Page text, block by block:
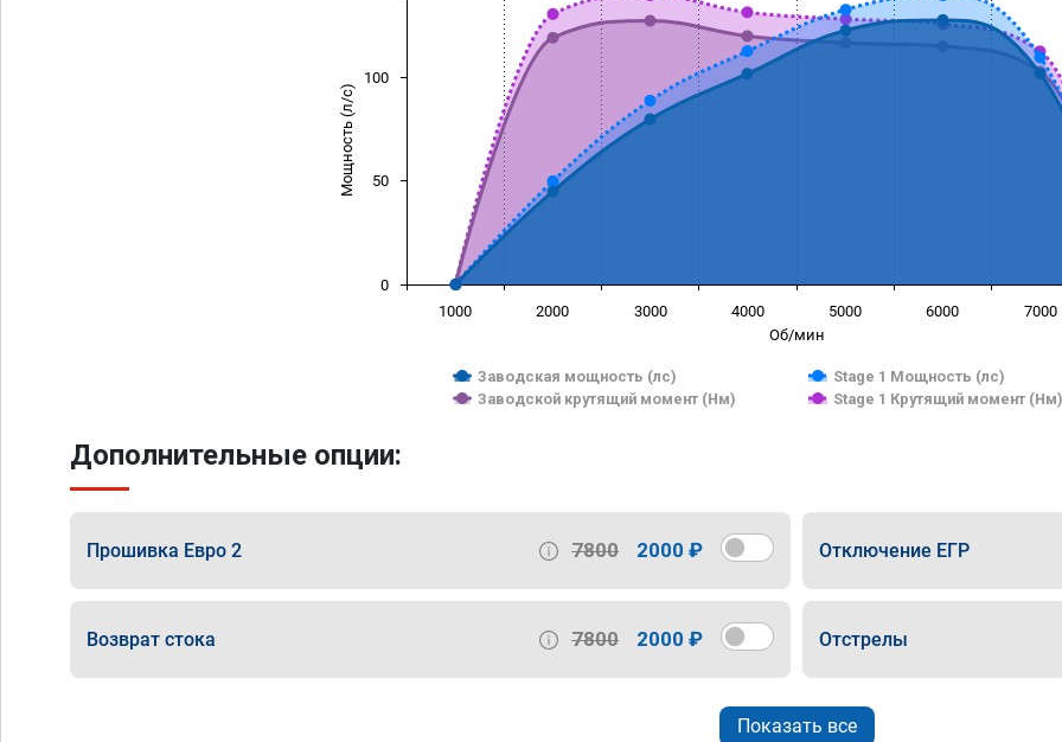
Об/мин
Мощность (л/с)
Заводская мощность (лс)
Stage 1 Мощность (лс)
Заводской крутящий момент (Нм)
Stage 1 Крутящий момент (Нм)
1000 2000 3000 4000 5000 6000 7000
0
50
100
Дополнительные опции:
Прошивка Евро 2 7800 2000 ₽ Отключение ЕГР
Возврат стока 7800 2000 ₽ Отстрелы
Показать все